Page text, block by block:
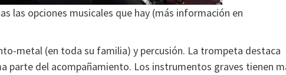
las opciones musicales que hay (más información en
metal (en toda su familia) y percusión. La trompeta destaca
parte del acompañamiento. Los instrumentos graves tienen